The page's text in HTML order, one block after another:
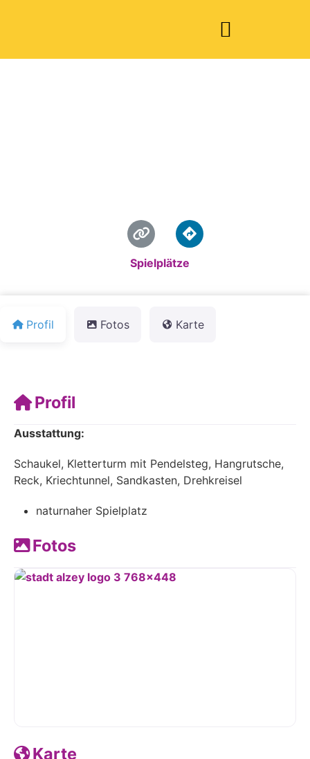
Spielplätze
Profil Fotos Karte
Profil
Ausstattung:
Schaukel, Kletterturm mit Pendelsteg, Hangrutsche,
Reck, Kriechtunnel, Sandkasten, Drehkreisel
naturnaher Spielplatz
Fotos
Karte